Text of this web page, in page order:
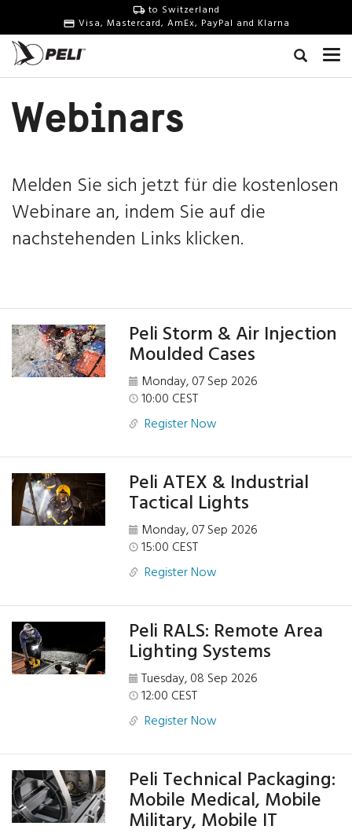
to Switzerland
Visa, Mastercard, AmEx, PayPal and Klarna
Webinars
Melden Sie sich jetzt für die kostenlosen
Webinare an, indem Sie auf die
nachstehenden Links klicken.
Peli Storm & Air Injection
Moulded Cases
Monday, 07 Sep 2026
10:00 CEST
Register Now
Peli ATEX & Industrial
Tactical Lights
Monday, 07 Sep 2026
15:00 CEST
Register Now
Peli RALS: Remote Area
Lighting Systems
Tuesday, 08 Sep 2026
12:00 CEST
Register Now
Peli Technical Packaging:
Mobile Medical, Mobile
Military, Mobile IT